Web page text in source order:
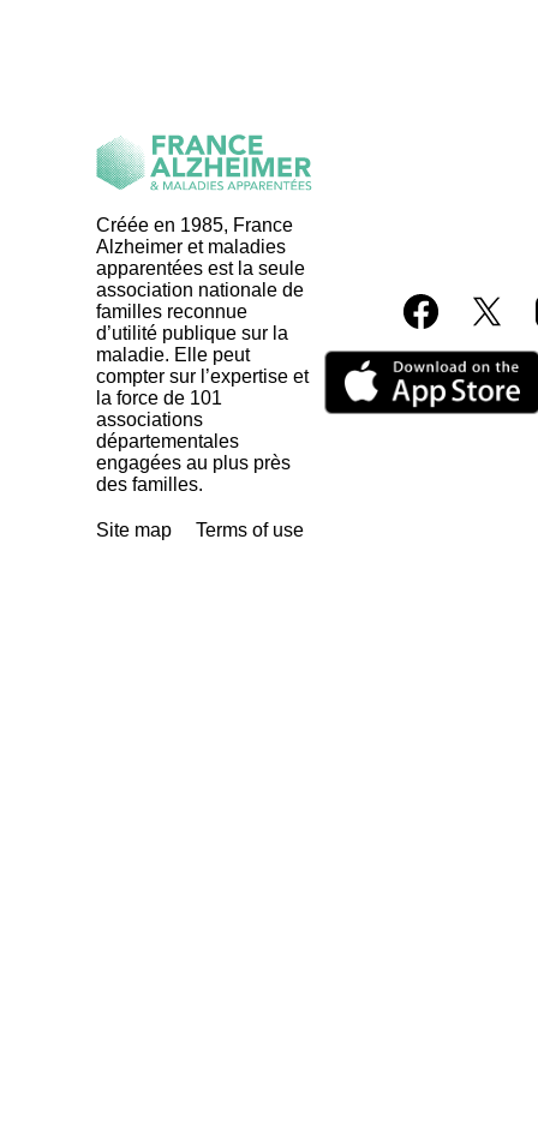
Créée en 1985, France
Alzheimer et maladies
apparentées est la seule
association nationale de
familles reconnue
d’utilité publique sur la
maladie. Elle peut
compter sur l’expertise et
la force de 101
associations
départementales
engagées au plus près
des familles.
Site map Terms of use